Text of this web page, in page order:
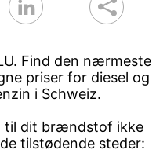
Find den nærmeste
priser for diesel og
i Schweiz.
til dit brændstof ikke
tilstødende steder: